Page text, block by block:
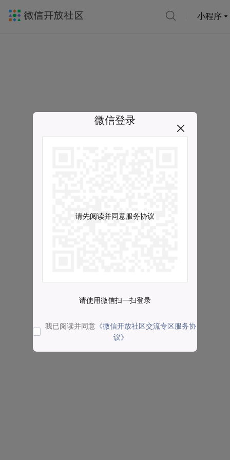
小程序
微信登录
请先阅读并同意服务协议
请使用微信扫一扫登录
我已阅读并同意 《微信开放社区交流专区服务协
议》